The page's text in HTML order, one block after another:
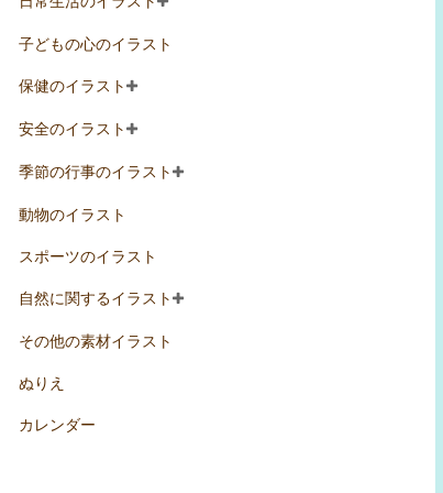
子どもの心のイラスト
保健のイラスト
安全のイラスト
季節の行事のイラスト
動物のイラスト
スポーツのイラスト
自然に関するイラスト
その他の素材イラスト
ぬりえ
カレンダー